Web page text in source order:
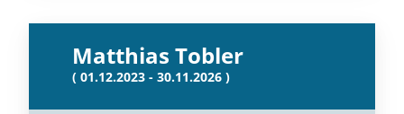
Matthias Tobler
( 01.12.2023 - 30.11.2026 )